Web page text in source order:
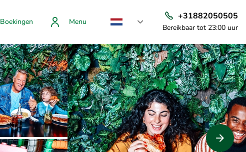
Boekingen Menu
+31882050505
Bereikbaar tot 23:00 uur